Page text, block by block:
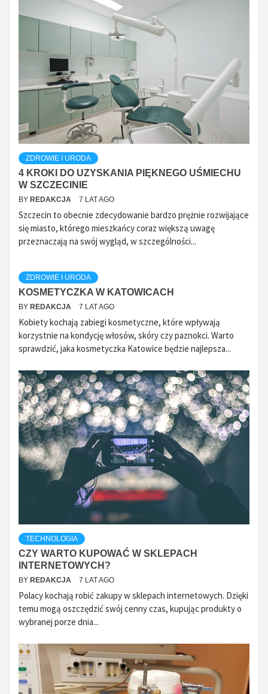
ZDROWIE I URODA
4 KROKI DO UZYSKANIA PIĘKNEGO UŚMIECHU
W SZCZECINIE
BY REDAKCJA 7 LAT AGO
Szczecin to obecnie zdecydowanie bardzo prężnie rozwijające
się miasto, którego mieszkańcy coraz większą uwagę
przeznaczają na swój wygląd, w szczególności...
ZDROWIE I URODA
KOSMETYCZKA W KATOWICACH
BY REDAKCJA 7 LAT AGO
Kobiety kochają zabiegi kosmetyczne, które wpływają
korzystnie na kondycję włosów, skóry czy paznokci. Warto
sprawdzić, jaka kosmetyczka Katowice będzie najlepsza...
TECHNOLOGIA
CZY WARTO KUPOWAĆ W SKLEPACH
INTERNETOWYCH?
BY REDAKCJA 7 LAT AGO
Polacy kochają robić zakupy w sklepach internetowych. Dzięki
temu mogą oszczędzić swój cenny czas, kupując produkty o
wybranej porze dnia...